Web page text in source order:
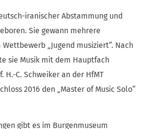
iranischer Abstammung und
Sie gewann mehrere
„Jugend musiziert“. Nach
sie Musik mit dem Hauptfach
H.-C. Schweiker an der HfMT
2016 den „Master of Music Solo“
gibt es im Burgenmuseum